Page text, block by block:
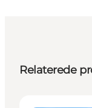
Relaterede